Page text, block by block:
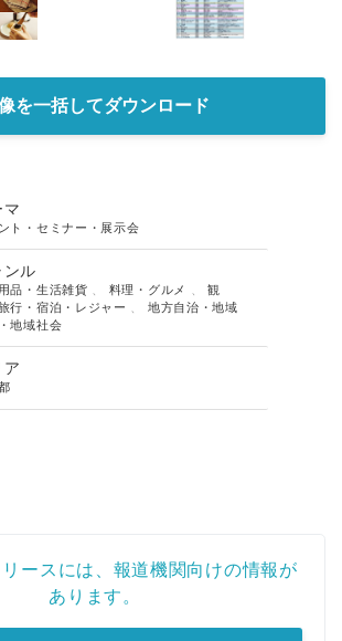
を一括してダウンロード
マ
ト・セミナー・展示会
ンル
品・生活雑貨 料理・グルメ 、観
行・宿泊・レジャー
地方自治・地域
地域社会
ア
ースには、報道機関向けの情報が
あります。